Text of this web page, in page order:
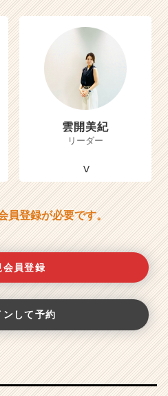
雲開美紀
リーダー
員登録が必要です。
会員登録
ンして予約